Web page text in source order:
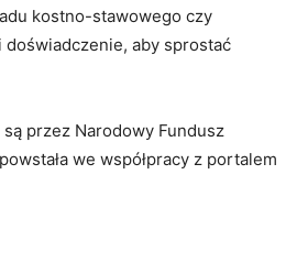
kostno-stawowego czy
aby sprostać
przez Narodowy Fundusz
we współpracy z portalem